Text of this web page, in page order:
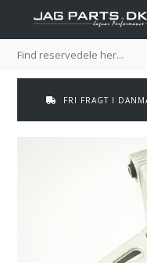
FRI FRAGT I